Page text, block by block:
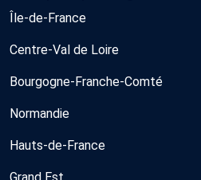
Île-de-France
Centre-Val de Loire
Bourgogne-Franche-Comté
Normandie
Hauts-de-France